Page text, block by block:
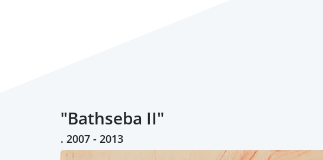
"Bathseba II"
. 2007 - 2013